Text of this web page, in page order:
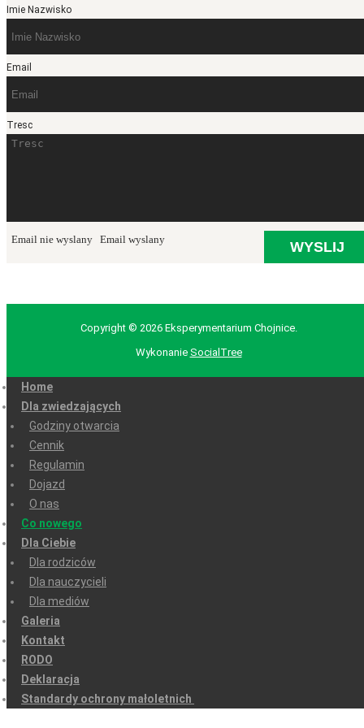
Imie Nazwisko
Email
Tresc
Email nie wyslany Email wyslany
Copyright © 2026 Eksperymentarium Chojnice.
Wykonanie SocialTree
Home
Dla zwiedzających
Godziny otwarcia
Cennik
Regulamin
Dojazd
O nas
Co nowego
Dla Ciebie
Dla rodziców
Dla nauczycieli
Dla mediów
Galeria
Kontakt
RODO
Deklaracja
Standardy ochrony małoletnich